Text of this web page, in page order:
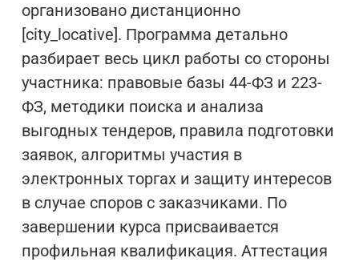
организовано дистанционно
[city_locative]. Программа детально
разбирает весь цикл работы со стороны
участника: правовые базы 44-ФЗ и 223-
ФЗ, методики поиска и анализа
выгодных тендеров, правила подготовки
заявок, алгоритмы участия в
электронных торгах и защиту интересов
в случае споров с заказчиками. По
завершении курса присваивается
профильная квалификация. Аттестация